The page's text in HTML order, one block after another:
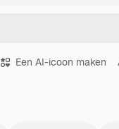
Een AI-icoon maken